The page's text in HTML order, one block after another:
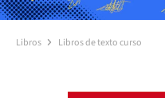
Libros Libros de texto curso